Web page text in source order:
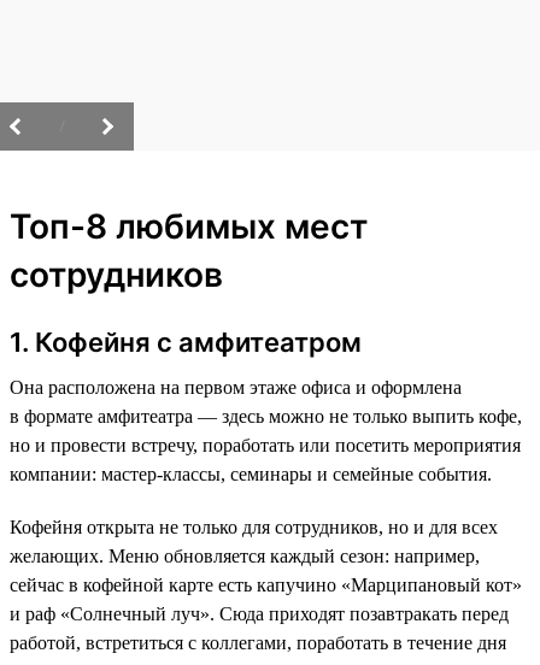
Топ-8 любимых мест
сотрудников
1. Кофейня с амфитеатром
Она расположена на первом этаже офиса и оформлена
в формате амфитеатра — здесь можно не только выпить кофе,
но и провести встречу, поработать или посетить мероприятия
компании: мастер-классы, семинары и семейные события.
Кофейня открыта не только для сотрудников, но и для всех
желающих. Меню обновляется каждый сезон: например,
сейчас в кофейной карте есть капучино «Марципановый кот»
и раф «Солнечный луч». Сюда приходят позавтракать перед
работой, встретиться с коллегами, поработать в течение дня